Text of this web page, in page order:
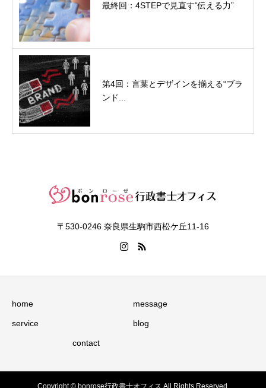
最終回：4STEPで見直す“伝える力”
第4回：言葉とデザインを揃える“ブラ
ンド...
〒530-0246 奈良県生駒市西松ケ丘11-16
home message
service blog
contact
Copyright © bonrose行政書士オフィス All Rights Reserved.